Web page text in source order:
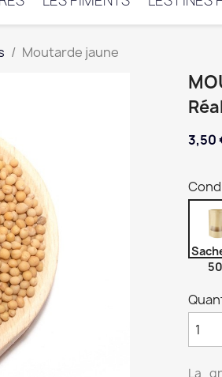
Moutarde jaune
3,50
La